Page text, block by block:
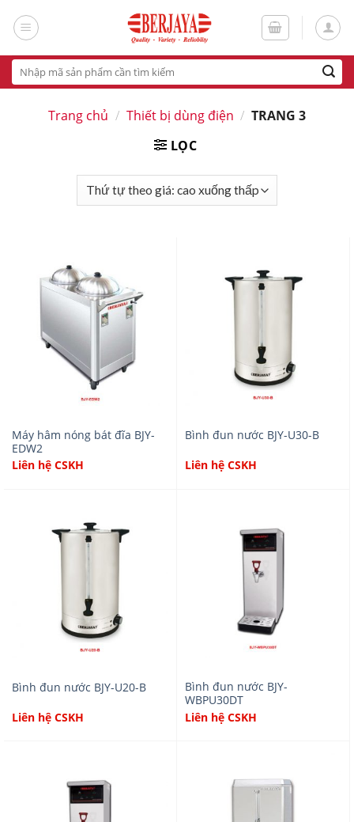
Tìm
kiếm:
Trang chủ / Thiết bị dùng điện / TRANG 3
LỌC
Máy hâm nóng bát đĩa BJY-
EDW2
Liên hệ CSKH
Bình đun nước BJY-U30-B
Liên hệ CSKH
Bình đun nước BJY-U20-B
Liên hệ CSKH
Bình đun nước BJY-
WBPU30DT
Liên hệ CSKH